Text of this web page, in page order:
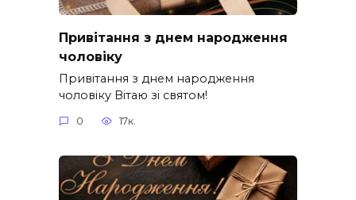
Привітання з днем народження
чоловіку
Привітання з днем народження
чоловіку Вітаю зі святом!
0 17к.